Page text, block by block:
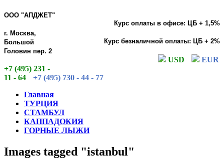
Курс оплаты в офисе: ЦБ + 1,5%
Курс безналичной оплаты: ЦБ + 2%
USD EUR
ООО "АПДЖЕТ"
г. Москва,
Большой
Головин пер. 2
+7 (495) 231 -
11 - 64
+7 (495) 730 - 44 - 77
Главная
ТУРЦИЯ
СТАМБУЛ
КАППАДОКИЯ
ГОРНЫЕ ЛЫЖИ
Images tagged "istanbul"